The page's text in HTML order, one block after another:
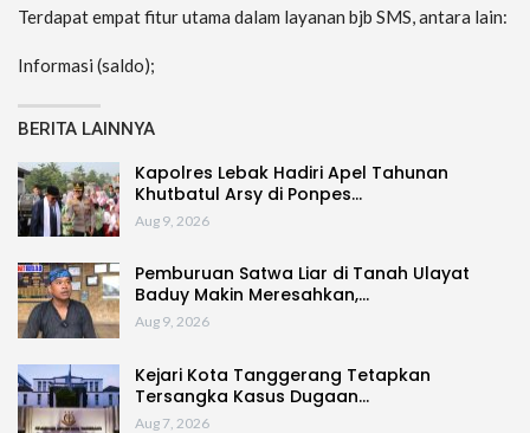
Terdapat empat fitur utama dalam layanan bjb SMS, antara lain:
Informasi (saldo);
BERITA LAINNYA
Kapolres Lebak Hadiri Apel Tahunan
Khutbatul Arsy di Ponpes…
Aug 9, 2026
Pemburuan Satwa Liar di Tanah Ulayat
Baduy Makin Meresahkan,…
Aug 9, 2026
Kejari Kota Tanggerang Tetapkan
Tersangka Kasus Dugaan…
Aug 7, 2026